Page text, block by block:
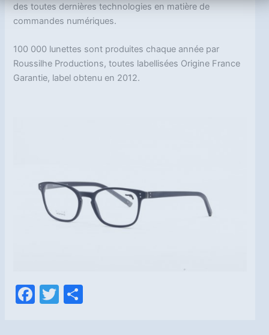
des toutes dernières technologies en matière de
commandes numériques.
100 000 lunettes sont produites chaque année par
Roussilhe Productions, toutes labellisées Origine France
Garantie, label obtenu en 2012.
F
T